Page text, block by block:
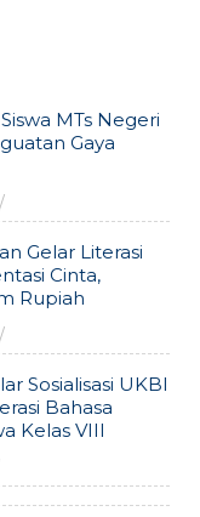
MTs Negeri
Gaya
/
Gelar Literasi
Cinta,
Rupiah
/
Sosialisasi UKBI
Bahasa
Kelas VIII